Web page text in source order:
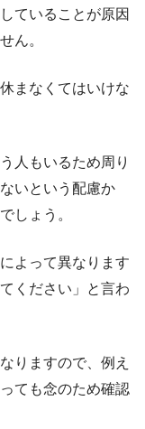
ていることが原因
ん。
まなくてはいけな
人もいるため周り
いという配慮か
しょう。
よって異なります
ください」と言わ
りますので、例え
ても念のため確認